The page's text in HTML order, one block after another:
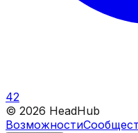
42
© 2026 HeadHub
Возможности